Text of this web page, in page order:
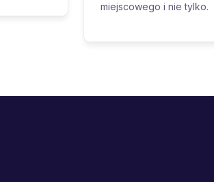
miejscowego i nie tylko.